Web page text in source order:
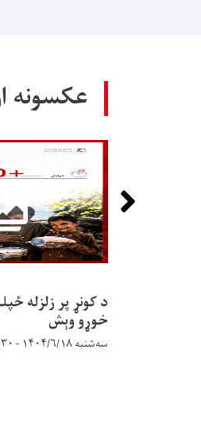
عکسونه
د کونړ پر زلزله
خوړو وېش
سه‌شنبه ۱۴۰۴/۶/۱۸ - ۱۳:۳۰